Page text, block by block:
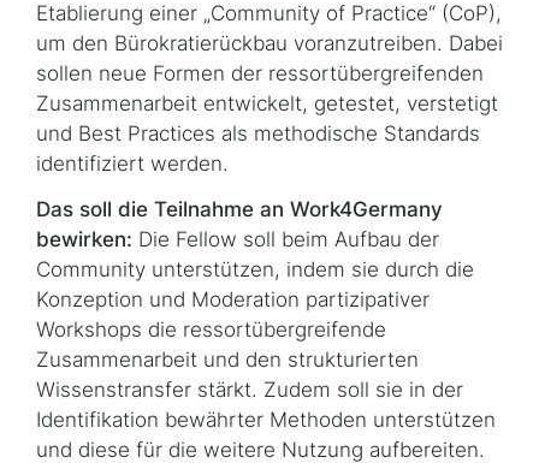
Etablierung einer „Community of Practice“ (CoP),
um den Bürokratierückbau voranzutreiben. Dabei
sollen neue Formen der ressortübergreifenden
Zusammenarbeit entwickelt, getestet, verstetigt
und Best Practices als methodische Standards
identifiziert werden.
Das soll die Teilnahme an Work4Germany
bewirken: Die Fellow soll beim Aufbau der
Community unterstützen, indem sie durch die
Konzeption und Moderation partizipativer
Workshops die ressortübergreifende
Zusammenarbeit und den strukturierten
Wissenstransfer stärkt. Zudem soll sie in der
Identifikation bewährter Methoden unterstützen
und diese für die weitere Nutzung aufbereiten.